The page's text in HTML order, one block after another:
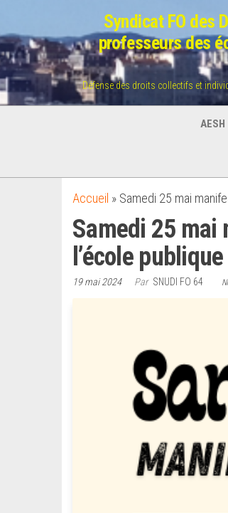
contenu
Syndicat FO des
professeurs des
Défense des droits collectifs et
AESH
Accueil » Samedi 25 mai
Samedi 25 mai
l’école publique
19 mai 2024 Par SNUDI FO 64